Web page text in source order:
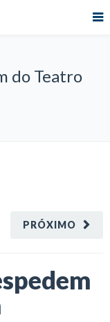
do Teatro
PRÓXIMO